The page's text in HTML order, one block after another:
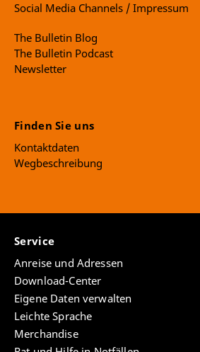
Social Media Channels / Impressum
The Bulletin Blog
The Bulletin Podcast
Newsletter
Finden Sie uns
Kontaktdaten
Wegbeschreibung
Service
Anreise und Adressen
Download-Center
Eigene Daten verwalten
Leichte Sprache
Merchandise